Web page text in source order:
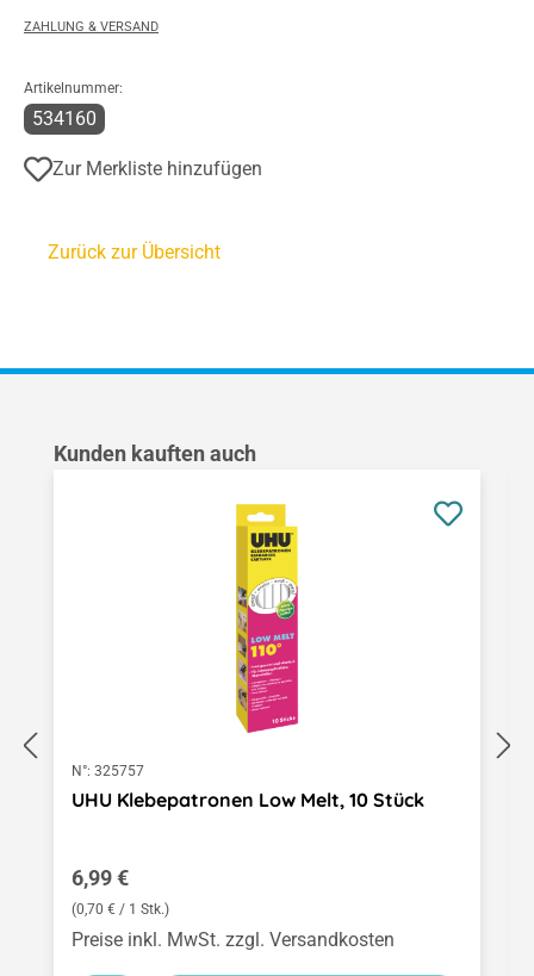
ZAHLUNG & VERSAND
Artikelnummer:
534160
Zur Merkliste hinzufügen
Zurück zur Übersicht
Produktgalerie überspringen
Kunden kauften auch
N°: 325757
UHU Klebepatronen Low Melt, 10 Stück
Regulärer Preis:
6,99 €
(0,70 € / 1 Stk.)
Preise inkl. MwSt. zzgl. Versandkosten